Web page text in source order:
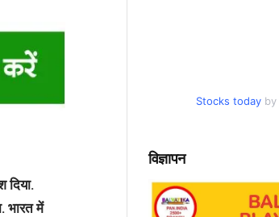
दिया.
भारत में
Stocks today by
विज्ञापन